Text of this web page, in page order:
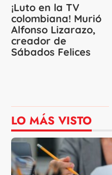
¡Luto en la TV
colombiana! Murió
Alfonso Lizarazo,
creador de
Sábados Felices
LO MÁS VISTO